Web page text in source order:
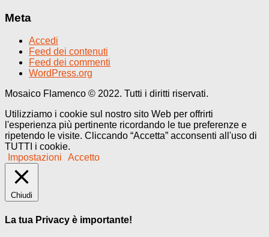
Meta
Accedi
Feed dei contenuti
Feed dei commenti
WordPress.org
Mosaico Flamenco © 2022. Tutti i diritti riservati.
Utilizziamo i cookie sul nostro sito Web per offrirti
l'esperienza più pertinente ricordando le tue preferenze e
ripetendo le visite. Cliccando “Accetta” acconsenti all'uso di
TUTTI i cookie.
Impostazioni
Accetto
Chiudi
La tua Privacy è importante!